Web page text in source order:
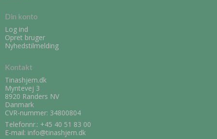
Din konto
Log ind
Opret bruger
Nyhedstilmelding
Kontakt
Tinashjem.dk
Myntevej 3
8920 Randers NV
Danmark
CVR-nummer: 34800804
Telefonnr.: +45 40 51 83 00
E-mail: info@tinashjem.dk